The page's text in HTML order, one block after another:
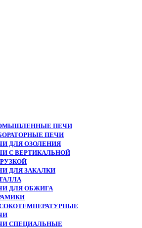
ПЕЧИ
ПЕЧИ
ДЛЯ ОЗОЛЕНИЯ
С ВЕРТИКАЛЬНОЙ
ДЛЯ ЗАКАЛКИ
ДЛЯ ОБЖИГА
СПЕЦИАЛЬНЫЕ